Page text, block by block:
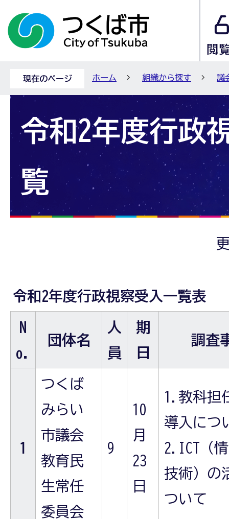
現在のページ ホーム 組織から探す 議
令和2年度行政
覧
令和2年度行政視察受入一覧表
N
o.
団体名
人
員
期
日
調査
1
つくば
みらい
市議会
教育民
生常任
委員会
9
10
月
23
日
1.教科担
導入につ
2.ICT（
技術）の
ついて